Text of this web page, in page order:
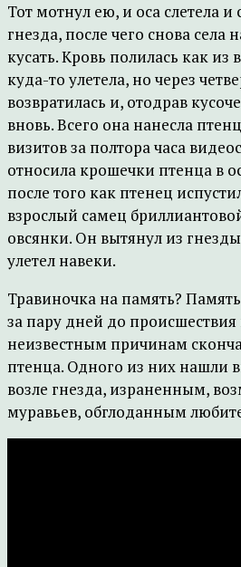
Тот мотнул ею, и оса слетела и
гнезда, после чего снова села
кусать. Кровь полилась как из
куда-то улетела, но через
возвратилась и, отодрав
вновь. Всего она нанесла
визитов за полтора часа
относила крошечки птенца в
после того как птенец
взрослый самец
овсянки. Он вытянул из
улетел навеки.
Травиночка на память?
за пару дней до происшествия
неизвестным причинам
птенца. Одного из них нашли
возле гнезда, израненным,
муравьев, обглоданным